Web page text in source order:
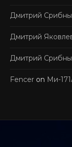
Дмитрий
Дмитрий
Дмитрий
Fencer on Ми-